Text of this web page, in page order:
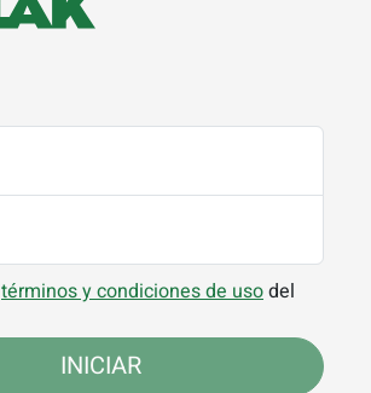
términos y condiciones de usodel
INICIAR